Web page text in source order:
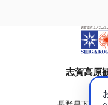
志賀高原